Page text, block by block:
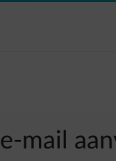
mail